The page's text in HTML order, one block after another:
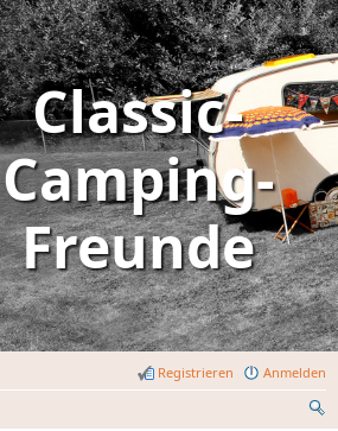
Classic-
Camping-
Freunde
Anmelden
Registrieren